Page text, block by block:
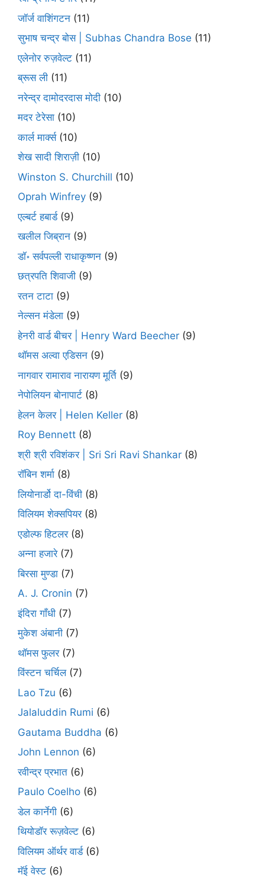
जॉर्ज वाशिंगटन (11)
सुभाष चन्द्र बोस | Subhas Chandra Bose (11)
एलेनोर रुज़वेल्ट (11)
ब्रूस ली (11)
नरेन्द्र दामोदरदास मोदी (10)
मदर टेरेसा (10)
कार्ल मार्क्स(10)
शेख सादी शिराज़ी (10)
Winston S. Churchill (10)
Oprah Winfrey (9)
एल्बर्ट हबार्ड(9)
खलील जिब्रान (9)
डॉ॰ सर्वपल्ली राधाकृष्णन (9)
छत्रपति शिवाजी (9)
रतन टाटा (9)
नेल्सन मंडेला (9)
हेनरी वार्ड बीचर | Henry Ward Beecher (9)
थॉमस अल्वा एडिसन (9)
नागवार रामाराव नारायण मूर्ति (9)
नेपोलियन बोनापार्ट (8)
हेलन केलर | Helen Keller (8)
Roy Bennett (8)
श्री श्री रविशंकर | Sri Sri Ravi Shankar (8)
रॉबिन शर्मा (8)
लियोनार्डो दा-विंची (8)
विलियम शेक्सपियर(8)
एडोल्फ हिटलर(8)
अन्ना हजारे(7)
बिरसा मुण्डा (7)
A. J. Cronin (7)
इंदिरा गाँधी (7)
मुकेश अंबानी (7)
थॉमस फुलर(7)
विंस्टन चर्चिल(7)
Lao Tzu (6)
Jalaluddin Rumi (6)
Gautama Buddha (6)
John Lennon (6)
रवीन्द्र प्रभात (6)
Paulo Coelho (6)
डेल कार्नेगी (6)
थियोडॉर रूज़वेल्ट (6)
विलियम ऑर्थर वार्ड(6)
मॅई वेस्ट (6)